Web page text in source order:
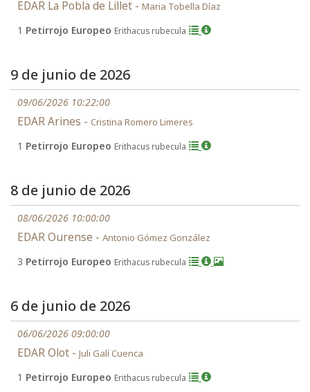
EDAR La Pobla de Lillet - Maria Tobella Díaz
1 Petirrojo Europeo Erithacus rubecula
9 de junio de 2026
09/06/2026 10:22:00
EDAR Arines - Cristina Romero Limeres
1 Petirrojo Europeo Erithacus rubecula
8 de junio de 2026
08/06/2026 10:00:00
EDAR Ourense - Antonio Gómez González
3 Petirrojo Europeo Erithacus rubecula
6 de junio de 2026
06/06/2026 09:00:00
EDAR Olot - Juli Galí Cuenca
1 Petirrojo Europeo Erithacus rubecula